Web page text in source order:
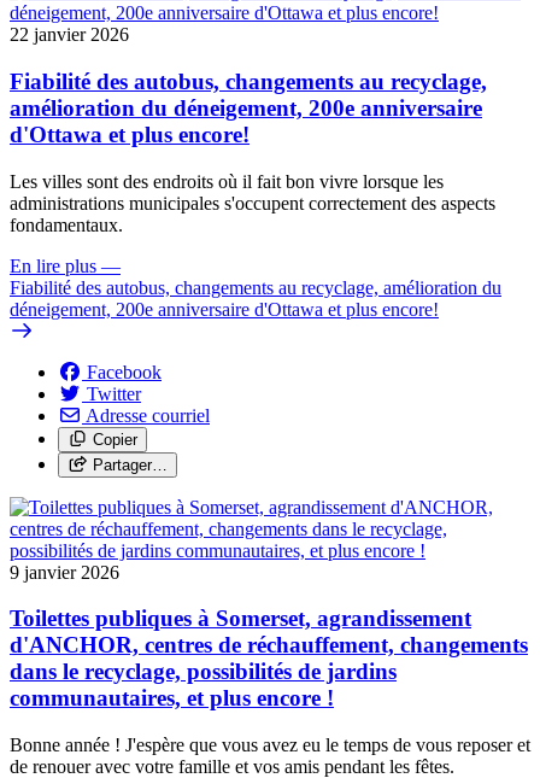
22 janvier 2026
Fiabilité des autobus, changements au recyclage,
amélioration du déneigement, 200e anniversaire
d'Ottawa et plus encore!
Les villes sont des endroits où il fait bon vivre lorsque les
administrations municipales s'occupent correctement des aspects
fondamentaux.
En lire plus —
Fiabilité des autobus, changements au recyclage, amélioration du
déneigement, 200e anniversaire d'Ottawa et plus encore!
Facebook
Twitter
Adresse courriel
Copier
Partager…
9 janvier 2026
Toilettes publiques à Somerset, agrandissement
d'ANCHOR, centres de réchauffement, changements
dans le recyclage, possibilités de jardins
communautaires, et plus encore !
Bonne année ! J'espère que vous avez eu le temps de vous reposer et
de renouer avec votre famille et vos amis pendant les fêtes.